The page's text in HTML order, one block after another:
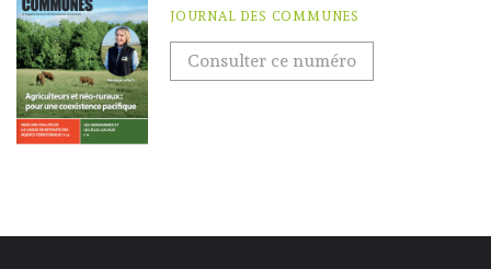
JOURNAL DES COMMUNES
Consulter ce numéro